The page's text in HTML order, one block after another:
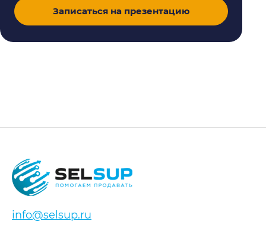
Записаться на презентацию
info@selsup.ru